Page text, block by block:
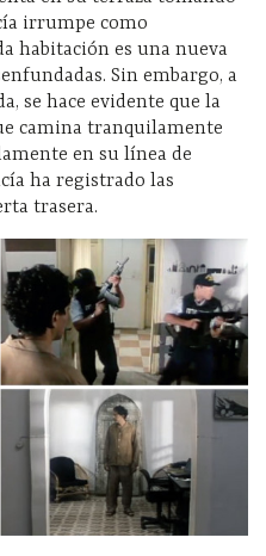
irrumpe como
habitación es una nueva
Sin embargo, a
se hace evidente que la
camina tranquilamente
en su línea de
ha registrado las
trasera.